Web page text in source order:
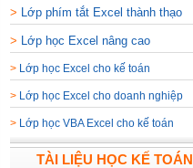
> Lớp phím tắt Excel thành thạo
> Lớp học Excel nâng cao
> Lớp học Excel cho kế toán
> Lớp học Excel cho doanh nghiệp
> Lớp học VBA Excel cho kế toán
TÀI LIỆU HỌC KẾ TOÁN